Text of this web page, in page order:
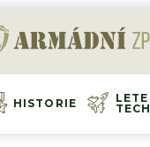
HISTORIE